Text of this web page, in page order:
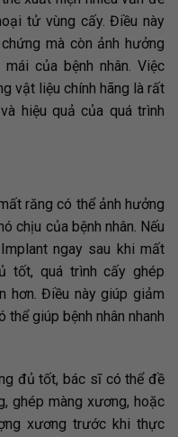
tử vùng cấy. Điều này
mà còn ảnh hưởng
của bệnh nhân. Việc
vật liệu chính hãng là rất
hiệu quả của quá trình
răng có thể ảnh hưởng
chịu của bệnh nhân. Nếu
ngay sau khi mất
tốt, quá trình cấy ghép
hơn. Điều này giúp giảm
giúp bệnh nhân nhanh
đủ tốt, bác sĩ có thể đề
ghép màng xương, hoặc
xương trước khi thực